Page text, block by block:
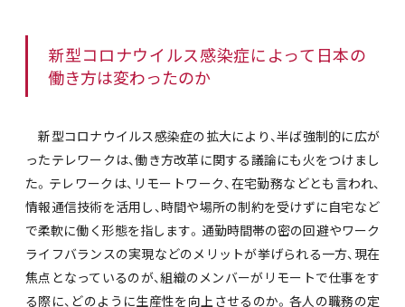
新型コロナウイルス感染症によって日本の
働き方は変わったのか
新型コロナウイルス感染症の拡大により、半ば強制的に広が
ったテレワークは、働き方改革に関する議論にも火をつけまし
た。テレワークは、リモートワーク、在宅勤務などとも言われ、
情報通信技術を活用し、時間や場所の制約を受けずに自宅など
で柔軟に働く形態を指します。通勤時間帯の密の回避やワーク
ライフバランスの実現などのメリットが挙げられる一方、現在
焦点となっているのが、組織のメンバーがリモートで仕事をす
る際に、どのように生産性を向上させるのか。各人の職務の定